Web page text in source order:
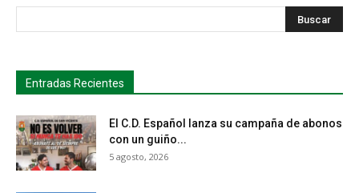
Entradas Recientes
El C.D. Español lanza su campaña de abonos
con un guiño...
5 agosto, 2026